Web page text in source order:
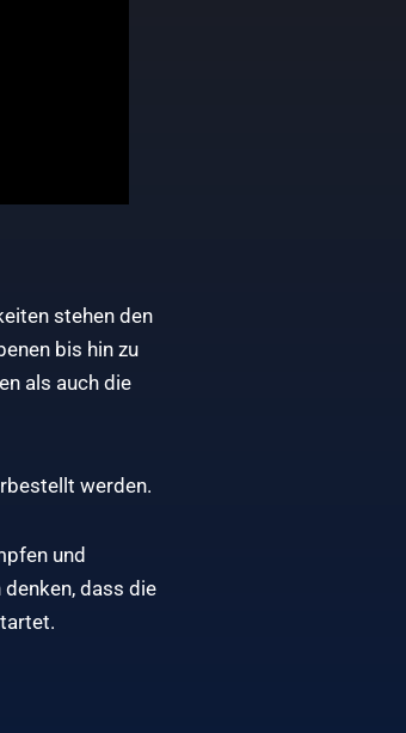
stehen den
bis hin zu
als auch die
werden.
und
dass die